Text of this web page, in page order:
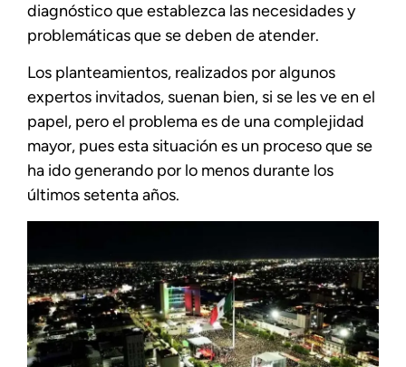
diagnóstico que establezca las necesidades y
problemáticas que se deben de atender.
Los planteamientos, realizados por algunos
expertos invitados, suenan bien, si se les ve en el
papel, pero el problema es de una complejidad
mayor, pues esta situación es un proceso que se
ha ido generando por lo menos durante los
últimos setenta años.